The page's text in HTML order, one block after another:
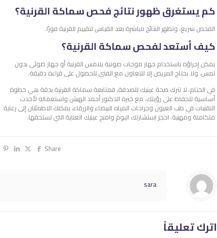
كم يستغرق ظهور نتائج فحص سماكة القرنية؟
الفحص سريع، وتظهر النتائج مباشرة بعد القياس لتقييم القرنية فورًا.
كيف أستعد لفحص سماكة القرنية؟
يمكن إجراؤه باستخدام جهاز موجات صوتية يلامس القرنية أو جهاز ضوئي بدون
لمس، ولا يحتاج المريض إلا للتعاون مع الفني للحصول على قراءة دقيقة.
في الختام، لا تترك صحة عينيك للصدفة، فمتابعة سماكة القرنية بدقة هي خطوة
أساسية للحفاظ على رؤيتك. مع خبرة الدكتور أحمد الهبش واستعماله لأحدث
التقنيات في طب العيون وجراحات المياه البيضاء والزرقاء، يمكنك الاطمئنان إلى رعاية
متكاملة ومهنية. احجز استشارتك اليوم وامنح عينيك العناية التي تستحقها.
Share
sara
اترك تعليقاً